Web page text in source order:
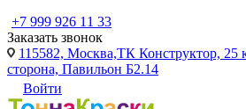
+7 999 926 11 33
Заказать звонок
115582, Москва,ТК Конструктор,
сторона, Павильон Б2.14
Войти